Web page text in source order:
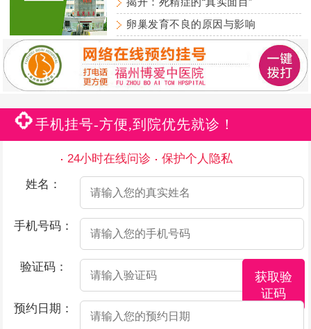
卵巢发育不良的原因与影响
手机挂号-方便,到院优先就诊！
24小时在线问诊
保护个人隐私
姓名：
手机号码：
验证码：
获取验
证码
预约日期：